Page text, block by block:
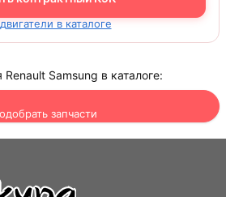
в каталоге
Renault Samsung в каталоге:
запчасти